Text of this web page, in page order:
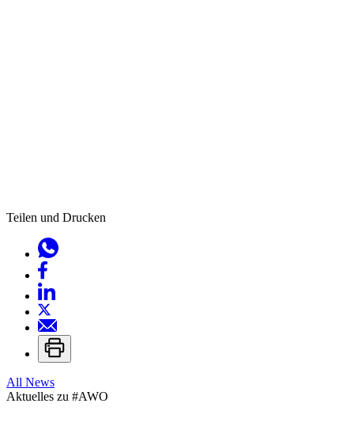
Teilen und Drucken
All News
Aktuelles zu #AWO